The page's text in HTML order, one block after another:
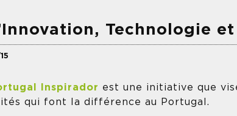
Technologie
Inspirador est une initiative que
qui font la différence au Portugal.